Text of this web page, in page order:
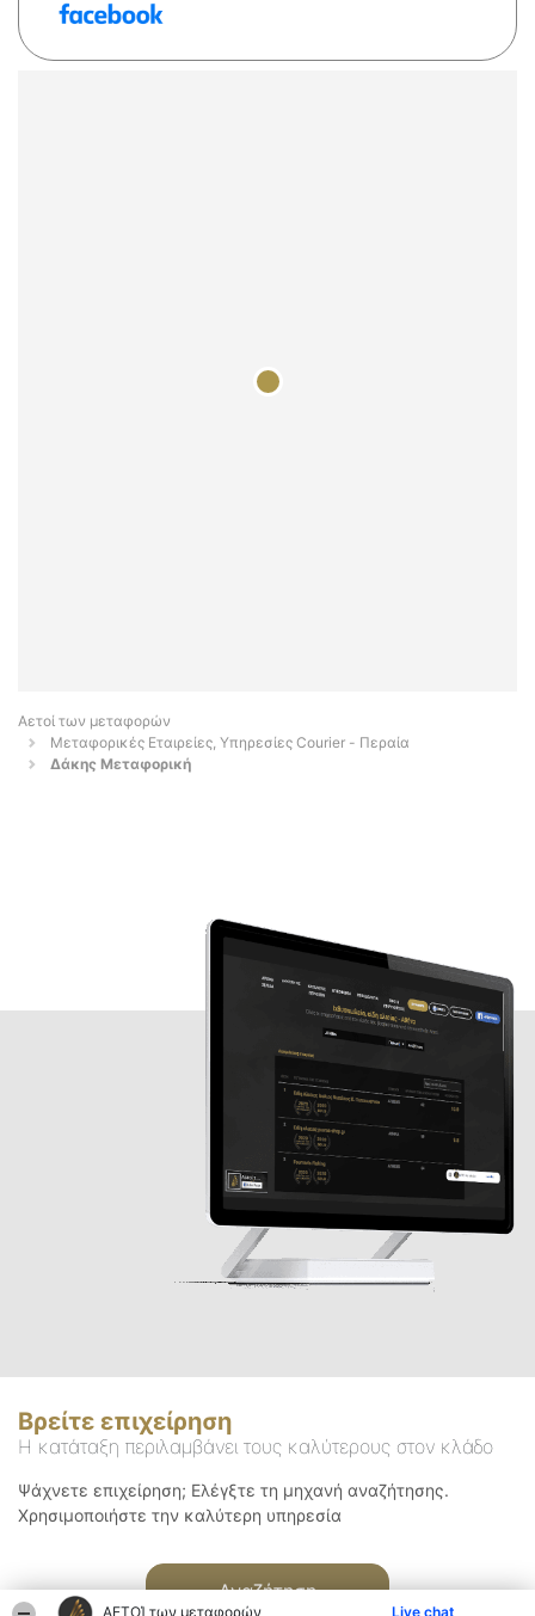
ΑΕΤΟΊ των μεταφορών Live chat
Αετοί των μεταφορών
Μεταφορικές Εταιρείες, Υπηρεσίες Courier - Περαία
Δάκης Μεταφορική
Βρείτε επιχείρηση
Η κατάταξη περιλαμβάνει τους καλύτερους στον κλάδο
Ψάχνετε επιχείρηση; Ελέγξτε τη μηχανή αναζήτησης.
Χρησιμοποιήστε την καλύτερη υπηρεσία
Αναζήτηση